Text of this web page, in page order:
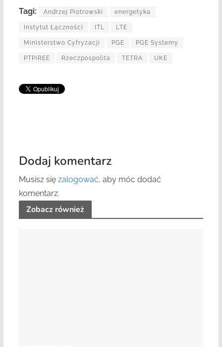
Tagi: Andrzej Piotrowski energetyka
Instytut Łączności ITL LTE
Ministerstwo Cyfryzacji PGE PGE Systemy
PTPiREE Rzeczpospolita TETRA UKE
Dodaj komentarz
Musisz się zalogować, aby móc dodać
komentarz.
Zobacz również